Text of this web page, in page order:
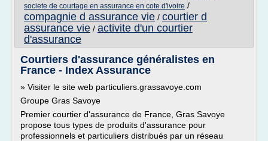
societe de courtage en assurance en cote d'ivoire /
compagnie d assurance vie / courtier d
assurance vie / activite d'un courtier
d'assurance
Courtiers d'assurance généralistes en
France - Index Assurance
» Visiter le site web particuliers.grassavoye.com
Groupe Gras Savoye
Premier courtier d'assurance de France, Gras Savoye
propose tous types de produits d'assurance pour
professionnels et particuliers distribués par un réseau